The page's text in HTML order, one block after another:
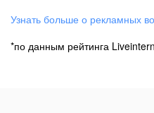
Узнать больше о рекламных
*по данным рейтинга